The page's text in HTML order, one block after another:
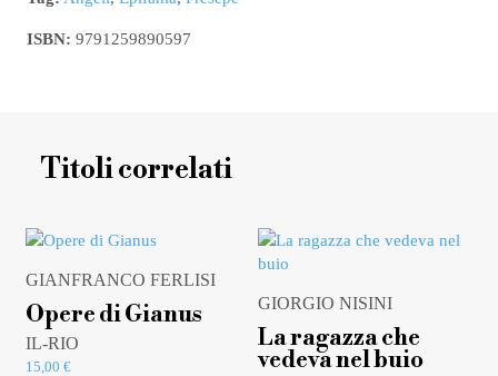
ISBN: 9791259890597
Titoli correlati
GIANFRANCO FERLISI
Opere di Gianus
IL-RIO
15,00 €
GIORGIO NISINI
La ragazza che
vedeva nel buio